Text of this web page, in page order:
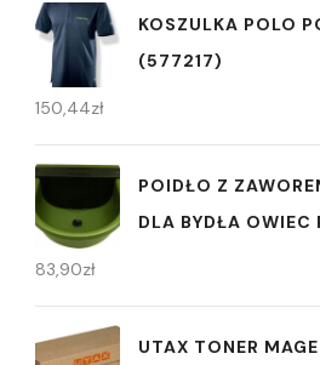
KOSZULKA POLO
(577217)
150,44zł
POIDŁO Z
DLA BYDŁA OWIEC
83,90zł
UTAX TONER